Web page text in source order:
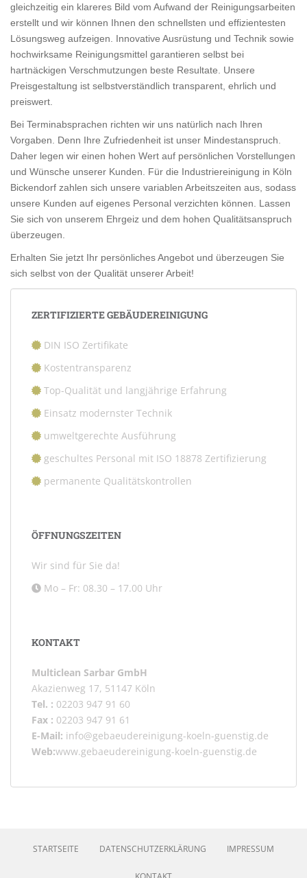
gleichzeitig ein klareres Bild vom Aufwand der Reinigungsarbeiten
erstellt und wir können Ihnen den schnellsten und effizientesten
Lösungsweg aufzeigen. Innovative Ausrüstung und Technik sowie
hochwirksame Reinigungsmittel garantieren selbst bei
hartnäckigen Verschmutzungen beste Resultate. Unsere
Preisgestaltung ist selbstverständlich transparent, ehrlich und
preiswert.
Bei Terminabsprachen richten wir uns natürlich nach Ihren
Vorgaben. Denn Ihre Zufriedenheit ist unser Mindestanspruch.
Daher legen wir einen hohen Wert auf persönlichen Vorstellungen
und Wünsche unserer Kunden. Für die Industriereinigung in Köln
Bickendorf zahlen sich unsere variablen Arbeitszeiten aus, sodass
unsere Kunden auf eigenes Personal verzichten können. Lassen
Sie sich von unserem Ehrgeiz und dem hohen Qualitätsanspruch
überzeugen.
Erhalten Sie jetzt Ihr persönliches Angebot und überzeugen Sie
sich selbst von der Qualität unserer Arbeit!
ZERTIFIZIERTE GEBÄUDEREINIGUNG
DIN ISO Zertifikate
Kostentransparenz
Top-Qualität und langjährige Erfahrung
Einsatz modernster Technik
umweltgerechte Ausführung
geschultes Personal mit ISO 18878 Zertifizierung
permanente Qualitätskontrollen
ÖFFNUNGSZEITEN
Wir sind für Sie da!
Mo – Fr: 08.30 – 17.00 Uhr
KONTAKT
Multiclean Sarbar GmbH
Akazienweg 17, 51147 Köln
Tel. : 02203 947 91 60
Fax : 02203 947 91 61
E-Mail: info@gebaeudereinigung-koeln-guenstig.de
Web:www.gebaeudereinigung-koeln-guenstig.de
STARTSEITE DATENSCHUTZERKLÄRUNG IMPRESSUM